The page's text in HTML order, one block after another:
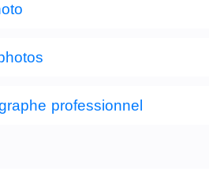
professionnel